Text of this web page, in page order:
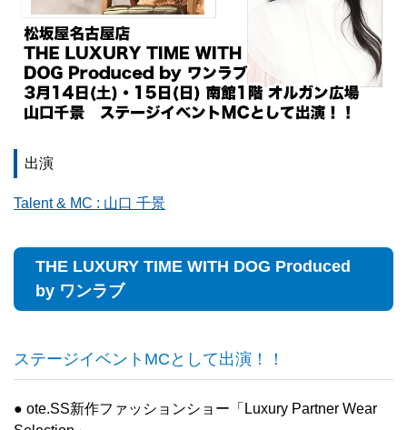
出演
Talent & MC : 山口 千景
THE LUXURY TIME WITH DOG Produced
by ワンラブ
ステージイベントMCとして出演！！
● ote.SS新作ファッションショー「Luxury Partner Wear